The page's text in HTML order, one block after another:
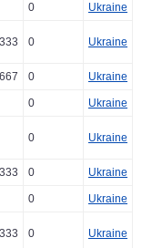
0 Ukraine
0 Ukraine
0 Ukraine
0 Ukraine
0 Ukraine
0 Ukraine
0 Ukraine
0 Ukraine